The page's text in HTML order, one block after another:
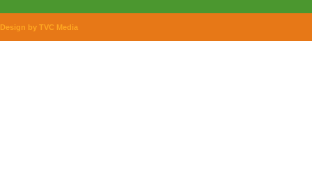
Design by TVC Media